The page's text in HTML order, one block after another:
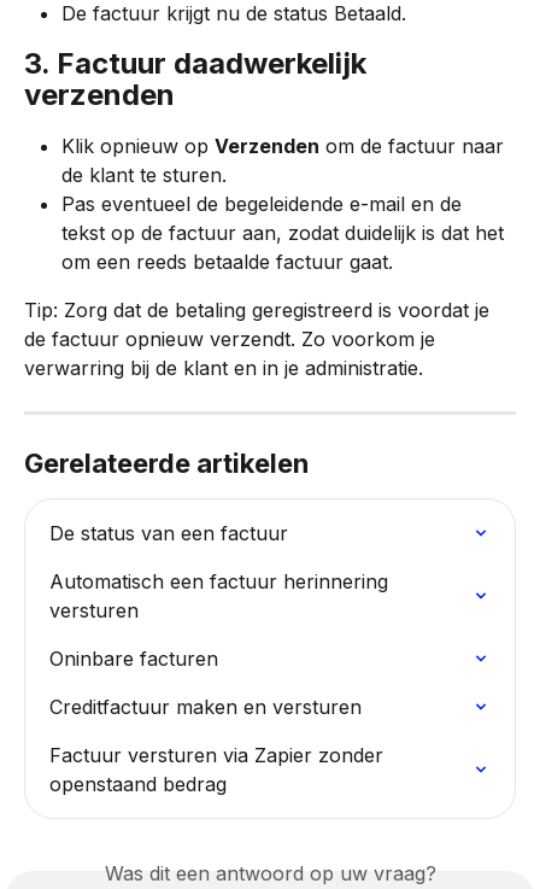
De factuur krijgt nu de status Betaald.
3. Factuur daadwerkelijk
verzenden
Klik opnieuw op Verzenden om de factuur naar
de klant te sturen.
Pas eventueel de begeleidende e-mail en de
tekst op de factuur aan, zodat duidelijk is dat het
om een reeds betaalde factuur gaat.
Tip: Zorg dat de betaling geregistreerd is voordat je
de factuur opnieuw verzendt. Zo voorkom je
verwarring bij de klant en in je administratie.
Gerelateerde artikelen
De status van een factuur
Automatisch een factuur herinnering
versturen
Oninbare facturen
Creditfactuur maken en versturen
Factuur versturen via Zapier zonder
openstaand bedrag
Was dit een antwoord op uw vraag?